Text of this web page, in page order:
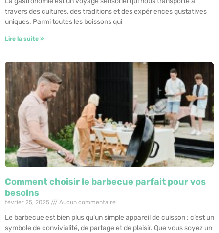
travers des cultures, des traditions et des expériences gustatives
uniques. Parmi toutes les boissons qui
Lire la suite »
Comment choisir le barbecue parfait pour vos
besoins
février 25, 2025 Aucun commentaire
Le barbecue est bien plus qu’un simple appareil de cuisson : c’est un
symbole de convivialité, de partage et de plaisir. Que vous soyez un